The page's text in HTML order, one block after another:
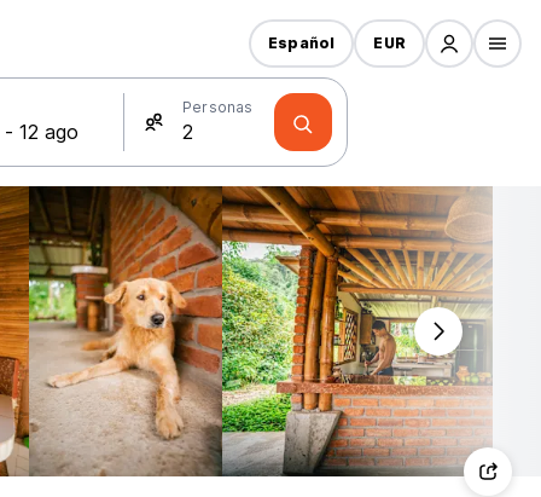
Personas
Español EUR